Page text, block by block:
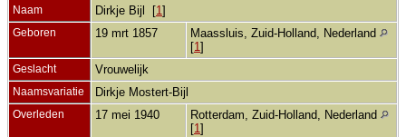
Naam Dirkje Bijl [1]
Geboren 19 mrt 1857
Maassluis, Zuid-Holland, Nederland
[1]
Geslacht Vrouwelijk
Naamsvariatie Dirkje Mostert-Bijl
Overleden 17 mei 1940
Rotterdam, Zuid-Holland, Nederland
[1]